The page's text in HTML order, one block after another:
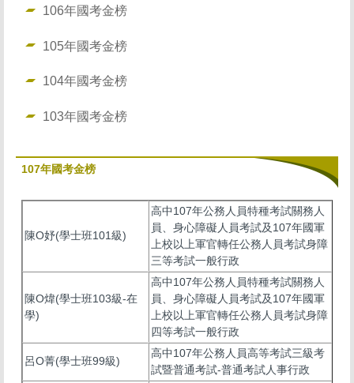
106年國考金榜
105年國考金榜
104年國考金榜
103年國考金榜
107年國考金榜
陳O妤(學士班101級)
高中107年公務人員特種考試關務人
員、身心障礙人員考試及107年國軍
上校以上軍官轉任公務人員考試身障
三等考試一般行政
陳O煒(學士班103級-在
學)
高中107年公務人員特種考試關務人
員、身心障礙人員考試及107年國軍
上校以上軍官轉任公務人員考試身障
四等考試一般行政
呂O菁(學士班99級)
高中107年公務人員高等考試三級考
試暨普通考試-普通考試人事行政